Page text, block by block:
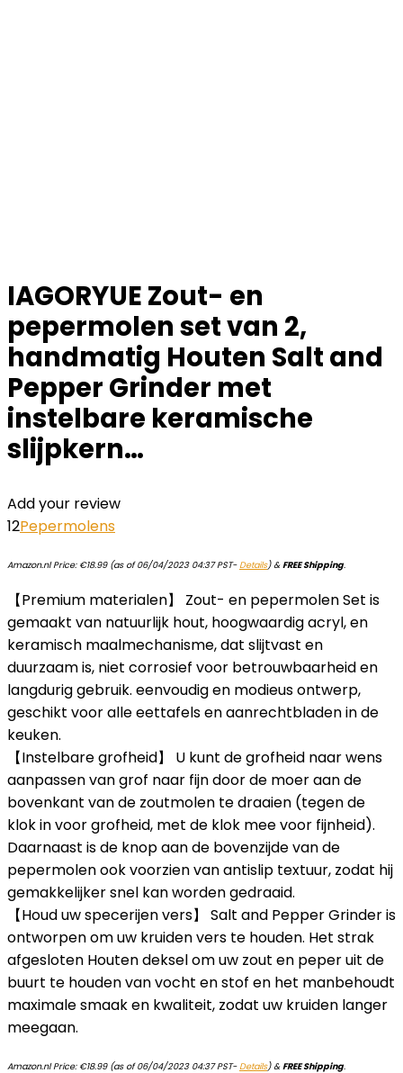
IAGORYUE Zout- en
pepermolen set van 2,
handmatig Houten Salt and
Pepper Grinder met
instelbare keramische
slijpkern…
Add your review
12Pepermolens
Amazon.nl Price: €18.99(as of 06/04/2023 04:37 PST-Details)&FREE Shipping.
【Premium materialen】 Zout- en pepermolen Set is
gemaakt van natuurlijk hout, hoogwaardig acryl, en
keramisch maalmechanisme, dat slijtvast en
duurzaam is, niet corrosief voor betrouwbaarheid en
langdurig gebruik. eenvoudig en modieus ontwerp,
geschikt voor alle eettafels en aanrechtbladen in de
keuken.
【Instelbare grofheid】 U kunt de grofheid naar wens
aanpassen van grof naar fijn door de moer aan de
bovenkant van de zoutmolen te draaien (tegen de
klok in voor grofheid, met de klok mee voor fijnheid).
Daarnaast is de knop aan de bovenzijde van de
pepermolen ook voorzien van antislip textuur, zodat hij
gemakkelijker snel kan worden gedraaid.
【Houd uw specerijen vers】 Salt and Pepper Grinder is
ontworpen om uw kruiden vers te houden. Het strak
afgesloten Houten deksel om uw zout en peper uit de
buurt te houden van vocht en stof en het manbehoudt
maximale smaak en kwaliteit, zodat uw kruiden langer
meegaan.
Amazon.nl Price: €18.99(as of 06/04/2023 04:37 PST-Details)&FREE Shipping.